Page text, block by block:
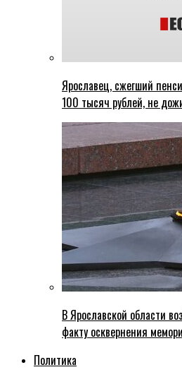
Ярославец, сжегший
100 тысяч рублей, не
В Ярославской области
факту осквернения
Политика